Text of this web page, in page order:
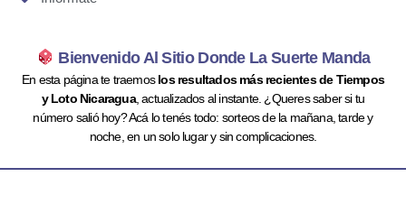
Bienvenido Al Sitio Donde La Suerte Manda
En esta página te traemoslos resultados más recientes de Tiempos
y Loto Nicaragua, actualizados al instante. ¿Queres saber si tu
número salió hoy? Acá lo tenés todo: sorteos de la mañana, tarde y
noche, en un solo lugar y sin complicaciones.